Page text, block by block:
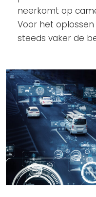
neerkomt op
Voor het
steeds vaker de